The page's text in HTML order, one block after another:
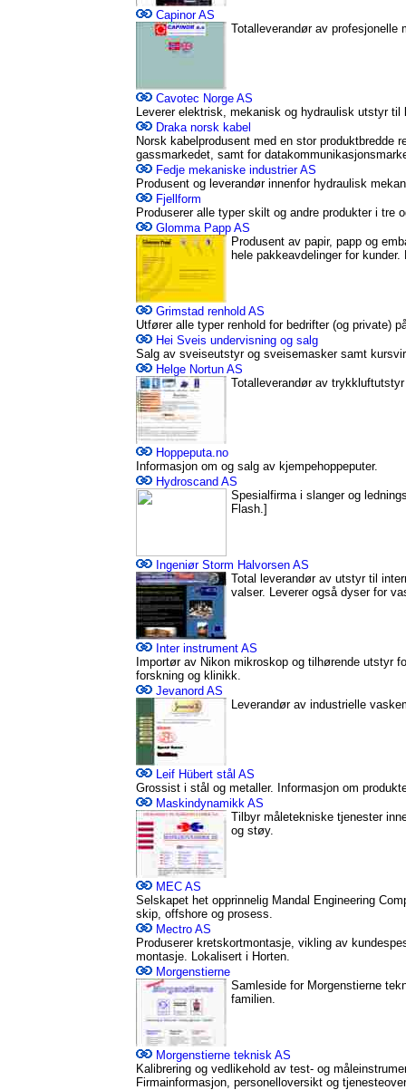
Capinor AS
Totalleverandør av profesjonelle
Cavotec Norge AS
Leverer elektrisk, mekanisk og hydraulisk utstyr
Draka norsk kabel
Norsk kabelprodusent med en stor produktbredde
gassmarkedet, samt for
Fedje mekaniske industrier AS
Produsent og leverandør innenfor hydraulisk
Fjellform
Produserer alle typer skilt og andre produkter i tre
Glomma Papp AS
Produsent av papir, papp og
hele pakkeavdelinger for
Grimstad renhold AS
Utfører alle typer renhold for bedrifter (og private)
Hei Sveis undervisning og salg
Salg av sveiseutstyr og sveisemasker samt
Helge Nortun AS
Totalleverandør av
Hoppeputa.no
Informasjon om og salg av kjempehoppeputer.
Hydroscand AS
Spesialfirma i slanger og
Flash.]
Ingeniør Storm Halvorsen AS
Total leverandør av utstyr til
valser. Leverer også dyser for
Inter instrument AS
Importør av Nikon mikroskop og tilhørende utstyr
forskning og klinikk.
Jevanord AS
Leverandør av industrielle
Leif Hübert stål AS
Grossist i stål og metaller. Informasjon om
Maskindynamikk AS
Tilbyr måletekniske tjenester
og støy.
MEC AS
Selskapet het opprinnelig Mandal Engineering
skip, offshore og prosess.
Mectro AS
Produserer kretskortmontasje, vikling av
montasje. Lokalisert i Horten.
Morgenstierne
Samleside for Morgenstierne
familien.
Morgenstierne teknisk AS
Kalibrering og vedlikehold av test- og
Firmainformasjon, personelloversikt og